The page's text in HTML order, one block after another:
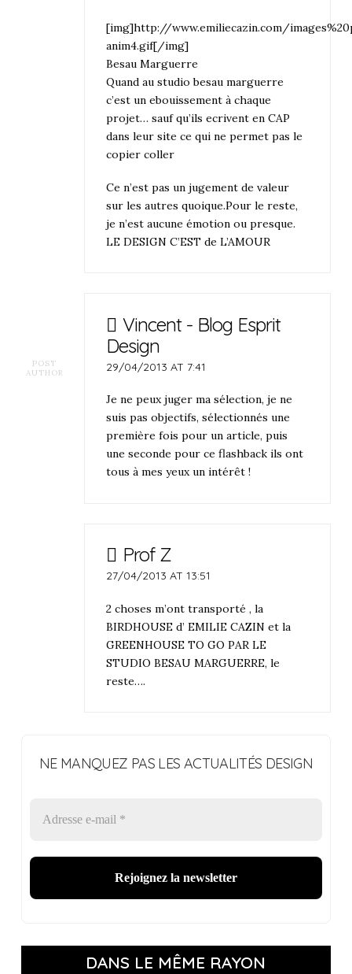
[img]http://www.emiliecazin.com/
anim4.gif[/img]
Besau Marguerre
Quand au studio besau marguerre
c’est un ebouissement à chaque
projet… sauf qu’ils ecrivent en CAP
dans leur site ce qui ne permet pas le
copier coller
Ce n’est pas un jugement de valeur
sur les autres quoique.Pour le reste,
je n’est aucune émotion ou presque.
LE DESIGN C’EST de L’AMOUR
POST
AUTHOR
Vincent - Blog Esprit
Design
29/04/2013 AT 7:41
Je ne peux juger ma sélection, je ne
suis pas objectifs, sélectionnés une
première fois pour un article, puis
une seconde pour ce flashback ils ont
tous à mes yeux un intérêt !
Prof Z
27/04/2013 AT 13:51
2 choses m’ont transporté , la
BIRDHOUSE d’ EMILIE CAZIN et la
GREENHOUSE TO GO PAR LE
STUDIO BESAU MARGUERRE, le
reste….
NE MANQUEZ PAS LES ACTUALITÉS DESIGN
DANS LE MÊME RAYON